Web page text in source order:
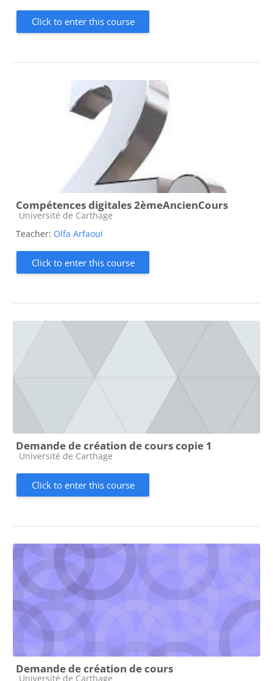
Click to enter this course
Compétences digitales 2èmeAncienCours
Course category
Université de Carthage
Teacher: Olfa Arfaoui
Click to enter this course
Demande de création de cours copie 1
Course category
Université de Carthage
Click to enter this course
Demande de création de cours
Course category
Université de Carthage